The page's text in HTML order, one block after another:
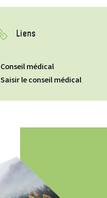
Liens
Conseil médical
Saisir le conseil médical